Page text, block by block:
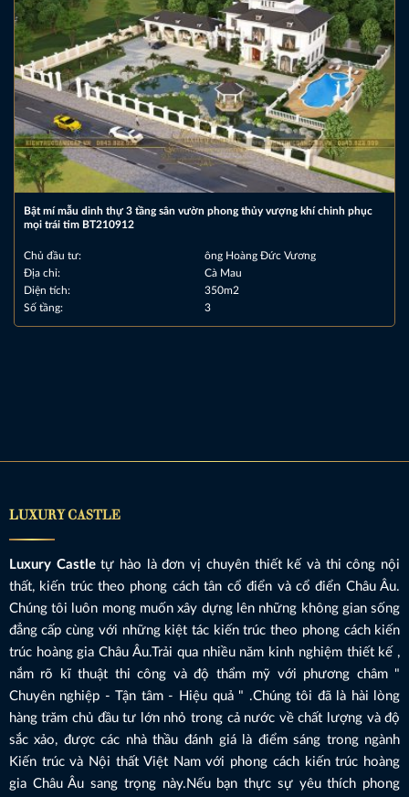
Bật mí mẫu dinh thự 3 tầng sân vườn phong thủy vượng khí chinh phục
mọi trái tim BT210912
Chủ đầu tư:
ông Hoàng Đức Vương
Địa chỉ:
Cà Mau
Diện tích:
350m2
Số tầng:
3
LUXURY CASTLE
Luxury Castletự hào là đơn vị chuyên thiết kế và thi công nội
thất, kiến trúc theo phong cách tân cổ điển và cổ điển Châu Âu.
Chúng tôi luôn mong muốn xây dựng lên những không gian sống
đẳng cấp cùng với những kiệt tác kiến trúc theo phong cách kiến
trúc hoàng gia Châu Âu.Trải qua nhiều năm kinh nghiệm thiết kế ,
nắm rõ kĩ thuật thi công và độ thẩm mỹ với phương châm "
Chuyên nghiệp - Tận tâm - Hiệu quả " .Chúng tôi đã là hài lòng
hàng trăm chủ đầu tư lớn nhỏ trong cả nước về chất lượng và độ
sắc xảo, được các nhà thầu đánh giá là điểm sáng trong ngành
Kiến trúc và Nội thất Việt Nam với phong cách kiến trúc hoàng
gia Châu Âu sang trọng này.Nếu bạn thực sự yêu thích phong